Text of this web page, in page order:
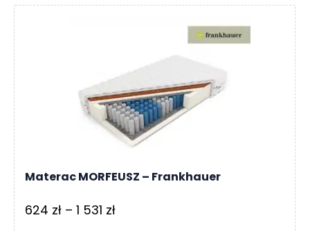
od
Materac MORFEUSZ – Frankhauer
624 zł – 1 531 złZakres